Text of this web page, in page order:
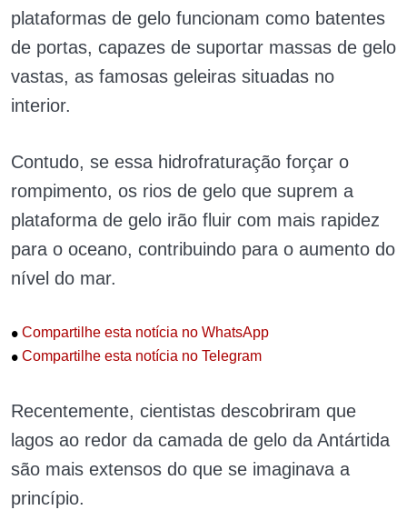
plataformas de gelo funcionam como batentes
de portas, capazes de suportar massas de gelo
vastas, as famosas geleiras situadas no
interior.
Contudo, se essa hidrofraturação forçar o
rompimento, os rios de gelo que suprem a
plataforma de gelo irão fluir com mais rapidez
para o oceano, contribuindo para o aumento do
nível do mar.
• Compartilhe esta notícia no WhatsApp
• Compartilhe esta notícia no Telegram
Recentemente, cientistas descobriram que
lagos ao redor da camada de gelo da Antártida
são mais extensos do que se imaginava a
princípio.